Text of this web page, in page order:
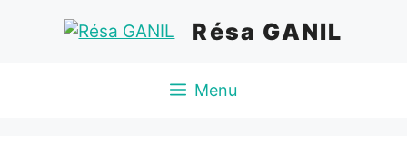
Résa GANIL
Menu